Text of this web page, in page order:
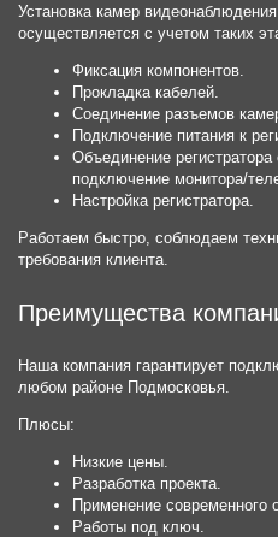
Установка камер
осуществляется с учетом таких
Фиксация компонентов.
Прокладка кабелей.
Соединение разъемов
Подключение питания к
Объединение регистратора
подключение монитора/
Настройка регистратора.
Работаем быстро, соблюдаем
требования клиента.
Преимущества
Наша компания гарантирует
любом районе Подмосковья.
Плюсы:
Низкие цены.
Разработка проекта.
Применение современного
Работы под ключ.